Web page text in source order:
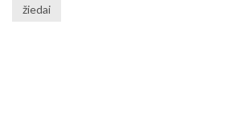
žiedai